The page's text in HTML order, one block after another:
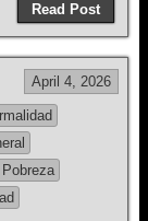
ar
Read Post
April 4, 2026
Pobreza